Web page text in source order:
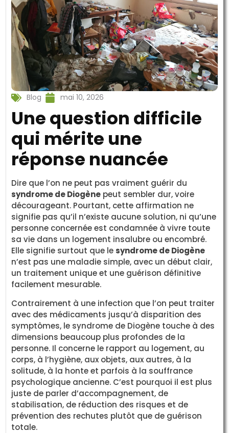
Blog mai 10, 2026
Une question difficile
qui mérite une
réponse nuancée
Dire que l’on ne peut pas vraiment guérir du
syndrome de Diogène peut sembler dur, voire
décourageant. Pourtant, cette affirmation ne
signifie pas qu’il n’existe aucune solution, ni qu’une
personne concernée est condamnée à vivre toute
sa vie dans un logement insalubre ou encombré.
Elle signifie surtout que le syndrome de Diogène
n’est pas une maladie simple, avec un début clair,
un traitement unique et une guérison définitive
facilement mesurable.
Contrairement à une infection que l’on peut traiter
avec des médicaments jusqu’à disparition des
symptômes, le syndrome de Diogène touche à des
dimensions beaucoup plus profondes de la
personne. Il concerne le rapport au logement, au
corps, à l’hygiène, aux objets, aux autres, à la
solitude, à la honte et parfois à la souffrance
psychologique ancienne. C’est pourquoi il est plus
juste de parler d’accompagnement, de
stabilisation, de réduction des risques et de
prévention des rechutes plutôt que de guérison
totale.